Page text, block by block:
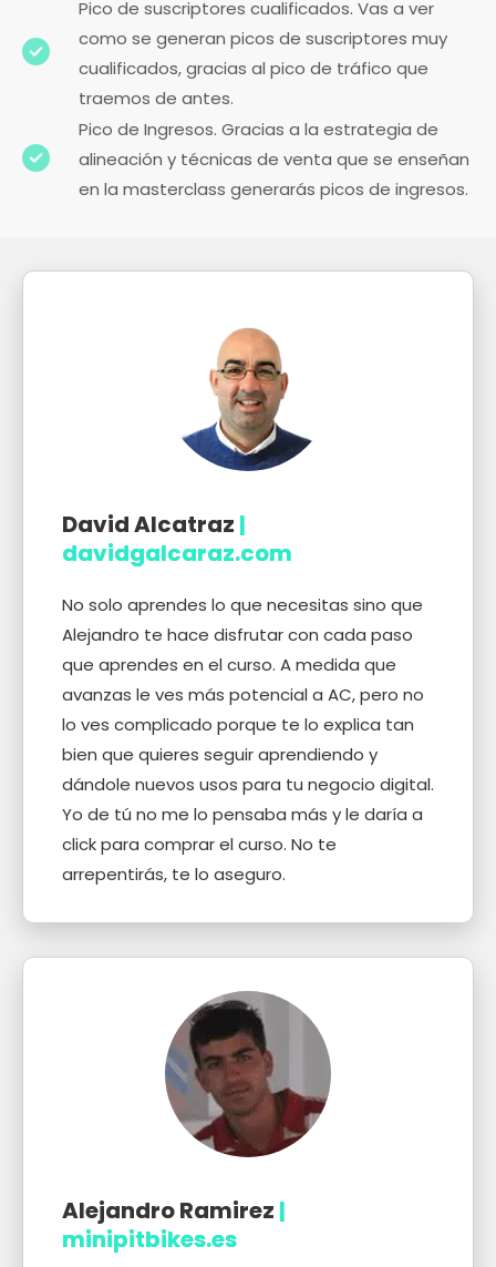
Pico de suscriptores cualificados. Vas a ver
como se generan picos de suscriptores muy
cualificados, gracias al pico de tráfico que
traemos de antes.
Pico de Ingresos. Gracias a la estrategia de
alineación y técnicas de venta que se enseñan
en la masterclass generarás picos de ingresos.
David Alcatraz |
davidgalcaraz.com
No solo aprendes lo que necesitas sino que
Alejandro te hace disfrutar con cada paso
que aprendes en el curso. A medida que
avanzas le ves más potencial a AC, pero no
lo ves complicado porque te lo explica tan
bien que quieres seguir aprendiendo y
dándole nuevos usos para tu negocio digital.
Yo de tú no me lo pensaba más y le daría a
click para comprar el curso. No te
arrepentirás, te lo aseguro.
Alejandro Ramirez |
minipitbikes.es